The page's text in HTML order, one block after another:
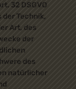
32 DSGVO
Technik,
Art, des
der
des
natürlicher